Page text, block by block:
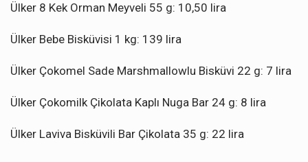
Ülker 8 Kek Orman Meyveli 55 g: 10,50 lira
Ülker Bebe Bisküvisi 1 kg: 139 lira
Ülker Çokomel Sade Marshmallowlu Bisküvi 22 g: 7 lira
Ülker Çokomilk Çikolata Kaplı Nuga Bar 24 g: 8 lira
Ülker Laviva Bisküvili Bar Çikolata 35 g: 22 lira